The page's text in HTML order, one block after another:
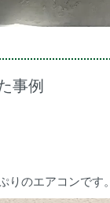
事例
りのエアコンです。